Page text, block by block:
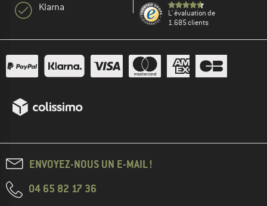
Klarna
L' évaluation de
1.685 clients
ENVOYEZ-NOUS UN E-MAIL !
04 65 82 17 36